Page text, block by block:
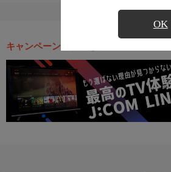
OK
キャンペーン・お得な情報